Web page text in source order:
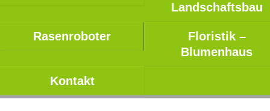
Landschaftsbau
Rasenroboter
Floristik –
Blumenhaus
Kontakt